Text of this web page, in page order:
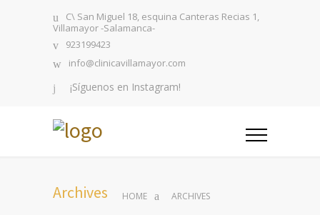
C\ San Miguel 18, esquina Canteras Recias 1,
Villamayor -Salamanca-
923199423
info@clinicavillamayor.com
¡Síguenos en Instagram!
Archives HOME ARCHIVES